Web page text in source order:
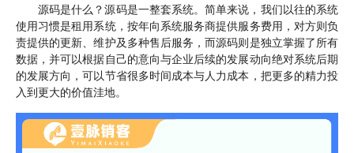
源码是什么？源码是一整套系统。简单来说，我们以往的系统
使用习惯是租用系统，按年向系统服务商提供服务费用，对方则负
责提供的更新、维护及多种售后服务，而源码则是独立掌握了所有
数据，并可以根据自己的意向与企业后续的发展动向绝对系统后期
的发展方向，可以节省很多时间成本与人力成本，把更多的精力投
入到更大的价值洼地。